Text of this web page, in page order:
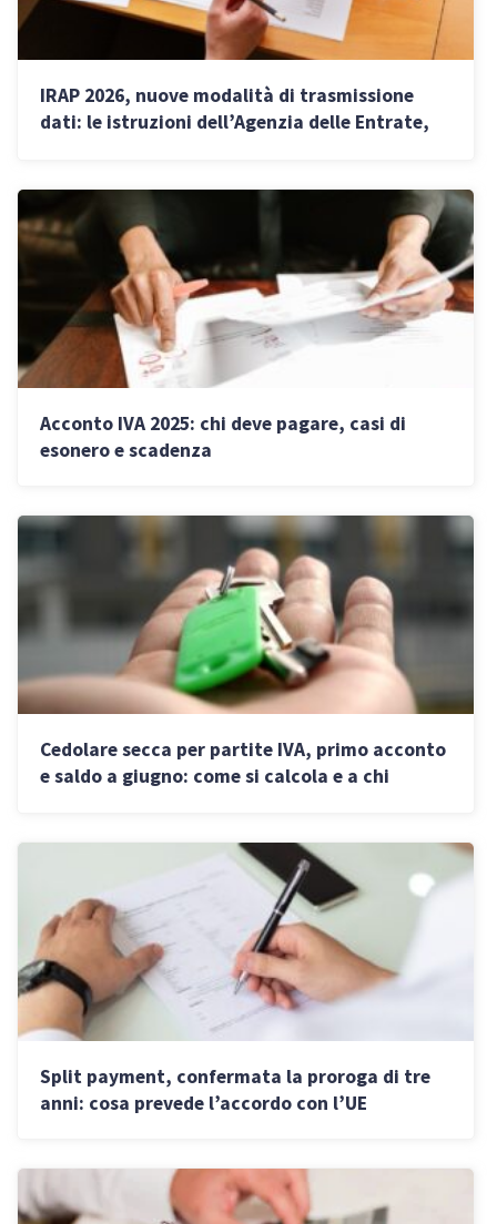
IRAP 2026, nuove modalità di trasmissione
dati: le istruzioni dell’Agenzia delle Entrate,
Acconto IVA 2025: chi deve pagare, casi di
esonero e scadenza
Cedolare secca per partite IVA, primo acconto
e saldo a giugno: come si calcola e a chi
Split payment, confermata la proroga di tre
anni: cosa prevede l’accordo con l’UE